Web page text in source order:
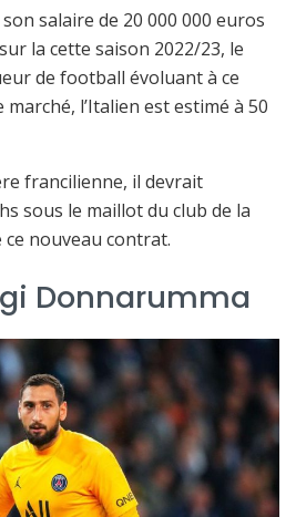
salaire de 20 000 000 euros
la cette saison 2022/23, le
de football évoluant à ce
marché, l’Italien est estimé à 50
francilienne, il devrait
sous le maillot du club de la
ce nouveau contrat.
Donnarumma